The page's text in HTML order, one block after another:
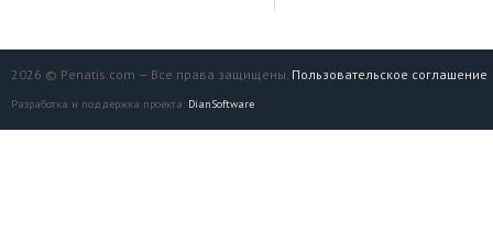
2026 © Penatis.com — Все права защищены. Пользовательское соглашение
Разработка и поддержка проекта: DianSoftware